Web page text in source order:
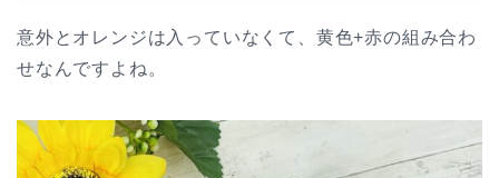
意外とオレンジは入っていなくて、黄色+赤の組み合わ
せなんですよね。